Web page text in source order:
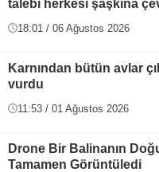
talebi herkesi şaşkına
18:01 / 06 Ağustos 2026
Karnından bütün avlar
vurdu
11:53 / 01 Ağustos 2026
Drone Bir Balinanın
Tamamen Görüntüledi